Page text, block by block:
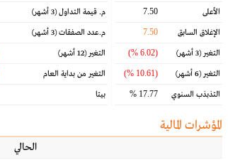
الأعلى 7.50
الإغلاق السابق 7.50
التغير(3 أشهر) (6.02 %)
التغير(6 أشهر) (10.61 %)
التذبذب السنوي 17.77 %
م. قيمة التداول(3 أشهر)
م.عدد الصفقات(3 أشهر)
التغير(12 أشهر)
التغير من بداية العام
بيتا
المؤشرات المالية
الحالي